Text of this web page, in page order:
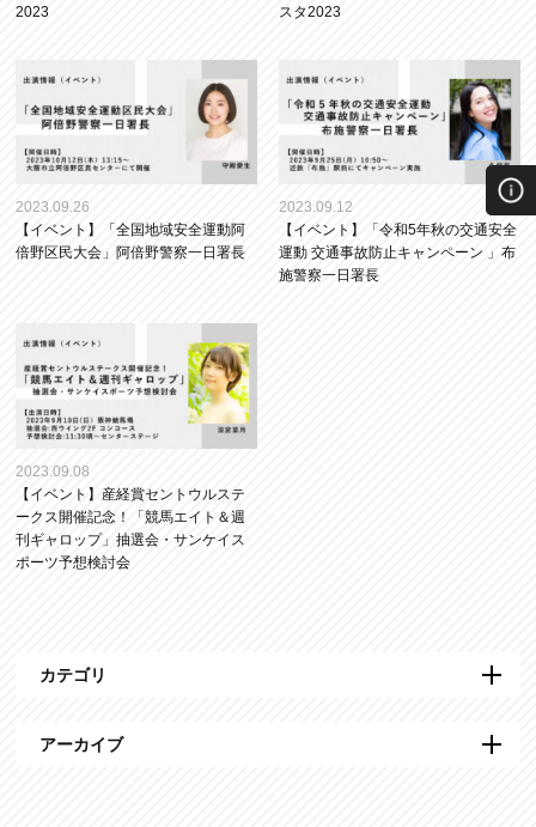
2023
スタ2023
2023.09.26
【イベント】「全国地域安全運動阿
倍野区民大会」阿倍野警察一日署長
2023.09.12
【イベント】「令和5年秋の交通安全
運動 交通事故防止キャンペーン 」布
施警察一日署長
2023.09.08
【イベント】産経賞セントウルステ
ークス開催記念！「競馬エイト＆週
刊ギャロップ」抽選会・サンケイス
ポーツ予想検討会
カテゴリ
アーカイブ